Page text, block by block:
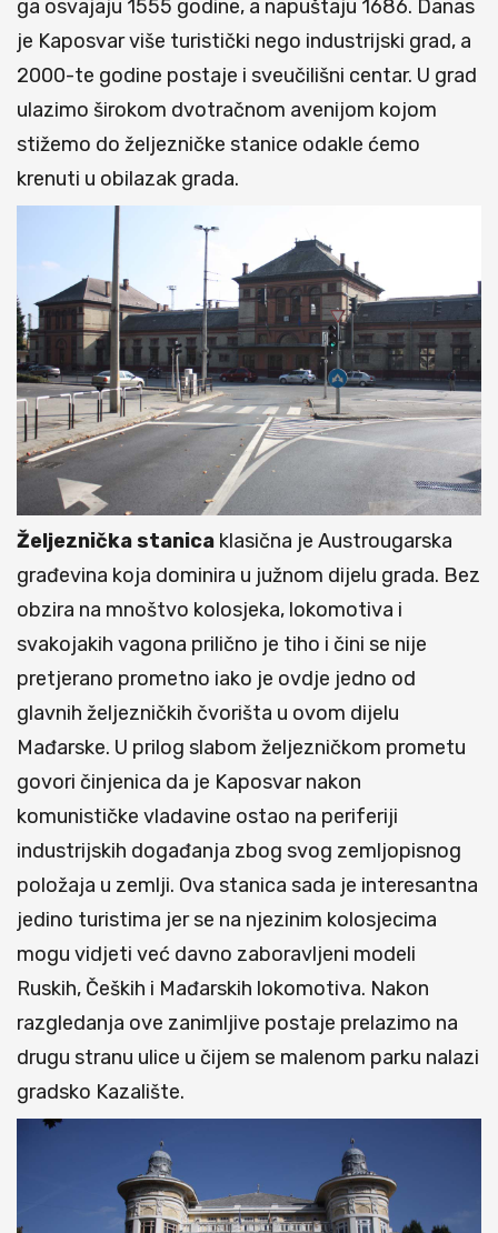
ga osvajaju 1555 godine, a napuštaju 1686. Danas
je Kaposvar više turistički nego industrijski grad, a
2000-te godine postaje i sveučilišni centar. U grad
ulazimo širokom dvotračnom avenijom kojom
stižemo do željezničke stanice odakle ćemo
krenuti u obilazak grada.
Željezničkastanica klasična je Austrougarska
građevina koja dominira u južnom dijelu grada. Bez
obzira na mnoštvo kolosjeka, lokomotiva i
svakojakih vagona prilično je tiho i čini se nije
pretjerano prometno iako je ovdje jedno od
glavnih željezničkih čvorišta u ovom dijelu
Mađarske. U prilog slabom željezničkom prometu
govori činjenica da je Kaposvar nakon
komunističke vladavine ostao na periferiji
industrijskih događanja zbog svog zemljopisnog
položaja u zemlji. Ova stanica sada je interesantna
jedino turistima jer se na njezinim kolosjecima
mogu vidjeti već davno zaboravljeni modeli
Ruskih, Čeških i Mađarskih lokomotiva. Nakon
razgledanja ove zanimljive postaje prelazimo na
drugu stranu ulice u čijem se malenom parku nalazi
gradsko Kazalište.